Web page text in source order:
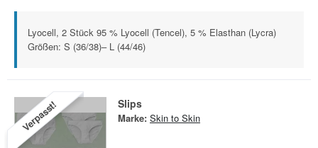
Lyocell, 2 Stück 95 % Lyocell (Tencel), 5 % Elasthan (Lycra)
Größen: S (36/38)– L (44/46)
Verpasst! Slips
Marke: Skin to Skin